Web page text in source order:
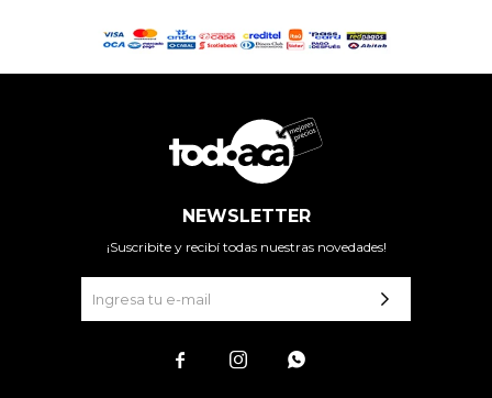
NEWSLETTER
¡Suscribite y recibí todas nuestras novedades!
  